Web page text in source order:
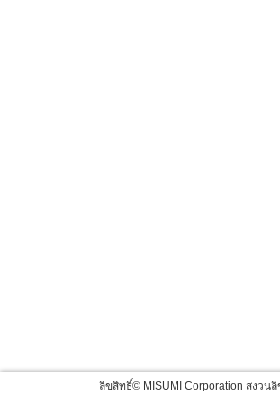
ลิขสิทธิ์© MISUMI Corporation สงวน